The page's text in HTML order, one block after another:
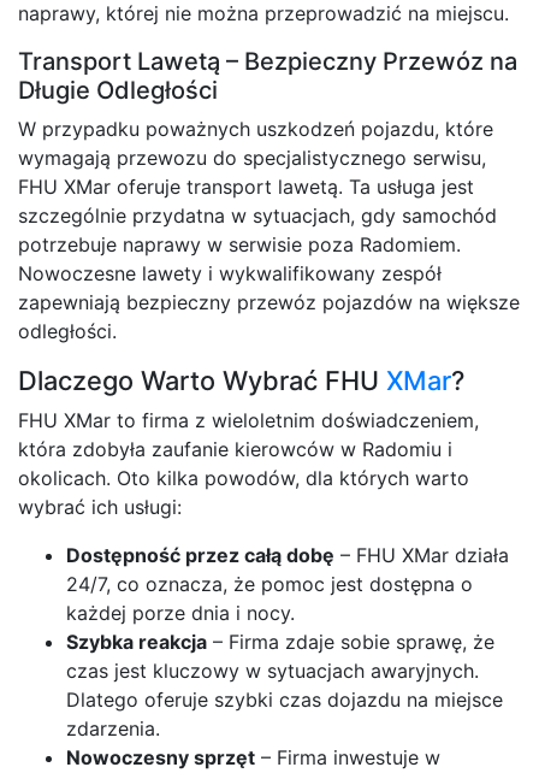
naprawy, której nie można przeprowadzić na miejscu.
Transport Lawetą – Bezpieczny Przewóz na
Długie Odległości
W przypadku poważnych uszkodzeń pojazdu, które
wymagają przewozu do specjalistycznego serwisu,
FHU XMar oferuje transport lawetą. Ta usługa jest
szczególnie przydatna w sytuacjach, gdy samochód
potrzebuje naprawy w serwisie poza Radomiem.
Nowoczesne lawety i wykwalifikowany zespół
zapewniają bezpieczny przewóz pojazdów na większe
odległości.
Dlaczego Warto Wybrać FHU XMar?
FHU XMar to firma z wieloletnim doświadczeniem,
która zdobyła zaufanie kierowców w Radomiu i
okolicach. Oto kilka powodów, dla których warto
wybrać ich usługi:
Dostępność przez całą dobę – FHU XMar działa
24/7, co oznacza, że pomoc jest dostępna o
każdej porze dnia i nocy.
Szybka reakcja – Firma zdaje sobie sprawę, że
czas jest kluczowy w sytuacjach awaryjnych.
Dlatego oferuje szybki czas dojazdu na miejsce
zdarzenia.
Nowoczesny sprzęt – Firma inwestuje w